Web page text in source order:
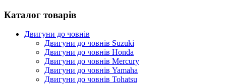
Каталог товарів
Двигуни до човнів
Двигуни до човнів Suzuki
Двигуни до човнів Honda
Двигуни до човнів Mercury
Двигуни до човнів Yamaha
Двигуни до човнів Tohatsu